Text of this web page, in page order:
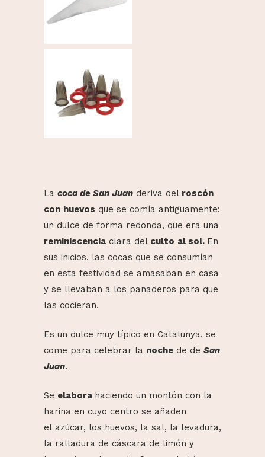
La coca de San Juan deriva del roscón
con huevos que se comía antiguamente:
un dulce de forma redonda, que era una
reminiscencia clara del culto al sol. En
sus inicios, las cocas que se consumían
en esta festividad se amasaban en casa
y se llevaban a los panaderos para que
las cocieran.
Es un dulce muy típico en Catalunya, se
come para celebrar la noche de de San
Juan.
Se elabora haciendo un montón con la
harina en cuyo centro se añaden
el azúcar, los huevos, la sal, la levadura,
la ralladura de cáscara de limón y